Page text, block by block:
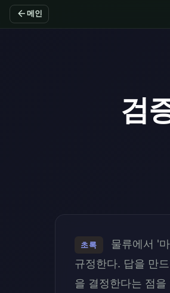
arrow_back 메인
검
초록
물류에서 '
규정한다. 답을 만
을 결정한다는 점